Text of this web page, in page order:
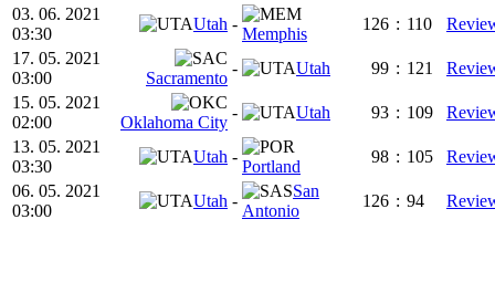
03. 06. 2021
03:30
Utah -
Memphis
126 : 110
17. 05. 2021
03:00
Sacramento
- Utah 99 : 121
15. 05. 2021
02:00
Oklahoma City
- Utah 93 : 109
13. 05. 2021
03:30
Utah -
Portland
98 : 105
06. 05. 2021
03:00
Utah -
San
Antonio
126 : 94